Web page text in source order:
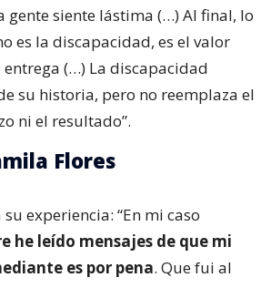
gente siente lástima (…) Al final, lo
es la discapacidad, es el valor
(…) La discapacidad
su historia, pero no reemplaza el
ni el resultado”.
Flores
experiencia: “En mi caso
he leído mensajes de que mi
es por pena. Que fui al